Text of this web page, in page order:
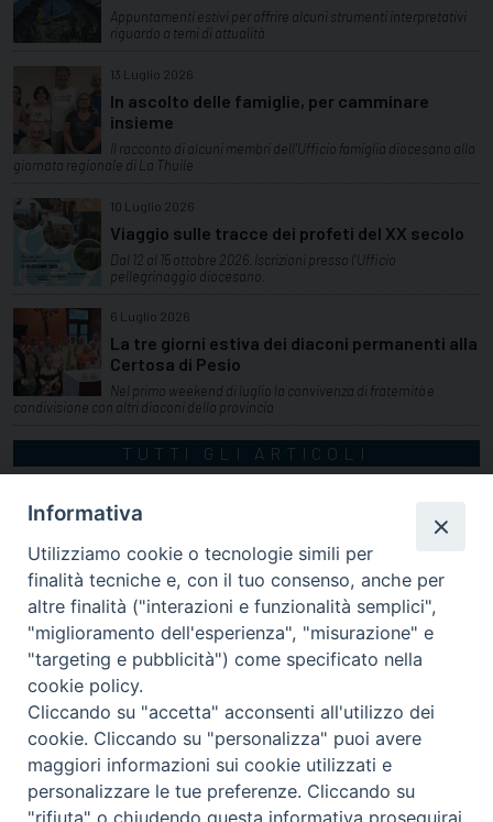
Appuntamenti estivi per offrire alcuni strumenti interpretativi
riguardo a temi di attualità
13 Luglio 2026
In ascolto delle famiglie, per camminare
insieme
Il racconto di alcuni membri dell'Ufficio famiglia diocesano alla
giornata regionale di La Thuile
10 Luglio 2026
Viaggio sulle tracce dei profeti del XX secolo
Dal 12 al 15 ottobre 2026. Iscrizioni presso l'Ufficio
pellegrinaggio diocesano.
6 Luglio 2026
La tre giorni estiva dei diaconi permanenti alla
Certosa di Pesio
Nel primo weekend di luglio la convivenza di fraternità e
condivisione con altri diaconi della provincia
TUTTI GLI ARTICOLI
via Amedeo Rossi, 28 - 12100 Cuneo
segreteriagenerale@diocesicuneofossano.it
c.f. 96017380047
Informativa
Utilizziamo cookie o tecnologie simili per
finalità tecniche e, con il tuo consenso, anche per
altre finalità ("interazioni e funzionalità semplici",
"miglioramento dell'esperienza", "misurazione" e
"targeting e pubblicità") come specificato nella
cookie policy.
Cliccando su "accetta" acconsenti all'utilizzo dei
cookie. Cliccando su "personalizza" puoi avere
maggiori informazioni sui cookie utilizzati e
personalizzare le tue preferenze. Cliccando su